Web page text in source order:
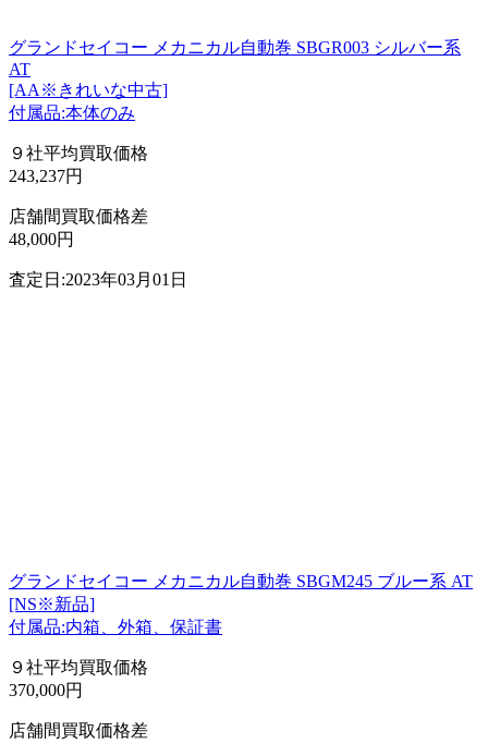
グランドセイコー メカニカル自動巻 SBGR003 シルバー系
AT
[AA※きれいな中古]
付属品:本体のみ
９社平均買取価格
243,237円
店舗間買取価格差
48,000円
査定日:2023年03月01日
グランドセイコー メカニカル自動巻 SBGM245 ブルー系 AT
[NS※新品]
付属品:内箱、外箱、保証書
９社平均買取価格
370,000円
店舗間買取価格差